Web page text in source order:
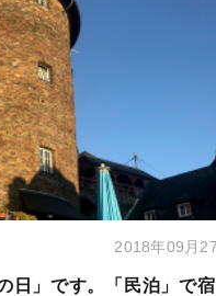
2018年09月
日」です。「民泊」で